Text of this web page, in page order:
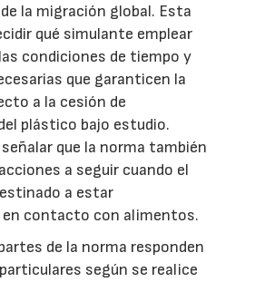
la migración global. Esta
qué simulante emplear
condiciones de tiempo y
que garanticen la
a la cesión de
plástico bajo estudio.
que la norma también
a seguir cuando el
a estar
contacto con alimentos.
de la norma responden
según se realice